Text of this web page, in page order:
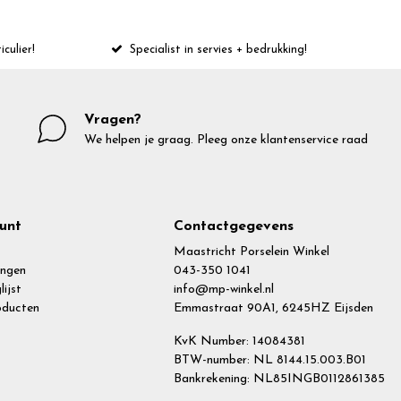
Specialist in servies + bedrukking!
Vragen?
We helpen je graag. Pleeg onze klantenservice raad
Contactgegevens
Maastricht Porselein Winkel
043-350 1041
info@mp-winkel.nl
Emmastraat 90A1, 6245HZ Eijsden
KvK Number: 14084381
BTW-number: NL 8144.15.003.B01
Bankrekening: NL85INGB0112861385